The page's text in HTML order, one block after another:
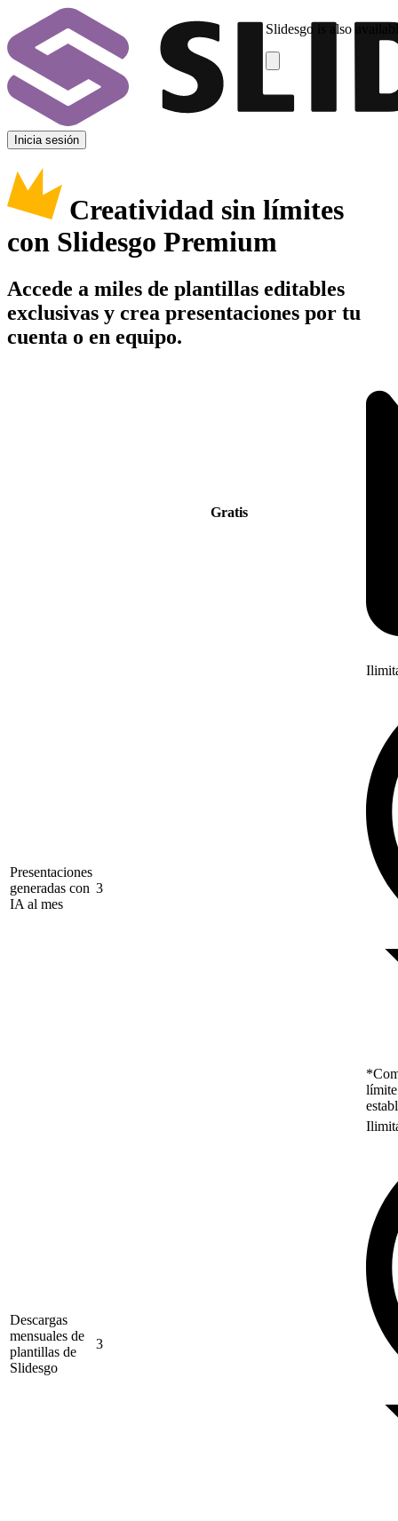
Slidesgo is also
Inicia sesión
Creatividad sin límites
con Slidesgo Premium
Accede a miles de plantillas editables
exclusivas y crea presentaciones por tu
cuenta o en equipo.
Gratis
Presentaciones
generadas con
IA al mes
3
Descargas
mensuales de
plantillas de
Slidesgo
3